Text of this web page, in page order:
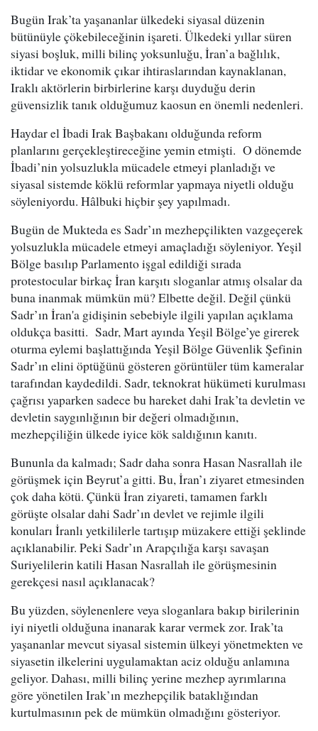
Bugün Irak’ta yaşananlar ülkedeki siyasal düzenin
bütünüyle çökebileceğinin işareti. Ülkedeki yıllar süren
siyasi boşluk, milli bilinç yoksunluğu, İran’a bağlılık,
iktidar ve ekonomik çıkar ihtiraslarından kaynaklanan,
Iraklı aktörlerin birbirlerine karşı duyduğu derin
güvensizlik tanık olduğumuz kaosun en önemli nedenleri.
Haydar el İbadi Irak Başbakanı olduğunda reform
planlarını gerçekleştireceğine yemin etmişti. O dönemde
İbadi’nin yolsuzlukla mücadele etmeyi planladığı ve
siyasal sistemde köklü reformlar yapmaya niyetli olduğu
söyleniyordu. Hâlbuki hiçbir şey yapılmadı.
Bugün de Mukteda es Sadr’ın mezhepçilikten vazgeçerek
yolsuzlukla mücadele etmeyi amaçladığı söyleniyor. Yeşil
Bölge basılıp Parlamento işgal edildiği sırada
protestocular birkaç İran karşıtı sloganlar atmış olsalar da
buna inanmak mümkün mü? Elbette değil. Değil çünkü
Sadr’ın İran'a gidişinin sebebiyle ilgili yapılan açıklama
oldukça basitti. Sadr, Mart ayında Yeşil Bölge’ye girerek
oturma eylemi başlattığında Yeşil Bölge Güvenlik Şefinin
Sadr’ın elini öptüğünü gösteren görüntüler tüm kameralar
tarafından kaydedildi. Sadr, teknokrat hükümeti kurulması
çağrısı yaparken sadece bu hareket dahi Irak’ta devletin ve
devletin saygınlığının bir değeri olmadığının,
mezhepçiliğin ülkede iyice kök saldığının kanıtı.
Bununla da kalmadı; Sadr daha sonra Hasan Nasrallah ile
görüşmek için Beyrut’a gitti. Bu, İran’ı ziyaret etmesinden
çok daha kötü. Çünkü İran ziyareti, tamamen farklı
görüşte olsalar dahi Sadr’ın devlet ve rejimle ilgili
konuları İranlı yetkililerle tartışıp müzakere ettiği şeklinde
açıklanabilir. Peki Sadr’ın Arapçılığa karşı savaşan
Suriyelilerin katili Hasan Nasrallah ile görüşmesinin
gerekçesi nasıl açıklanacak?
Bu yüzden, söylenenlere veya sloganlara bakıp birilerinin
iyi niyetli olduğuna inanarak karar vermek zor. Irak’ta
yaşananlar mevcut siyasal sistemin ülkeyi yönetmekten ve
siyasetin ilkelerini uygulamaktan aciz olduğu anlamına
geliyor. Dahası, milli bilinç yerine mezhep ayrımlarına
göre yönetilen Irak’ın mezhepçilik bataklığından
kurtulmasının pek de mümkün olmadığını gösteriyor.